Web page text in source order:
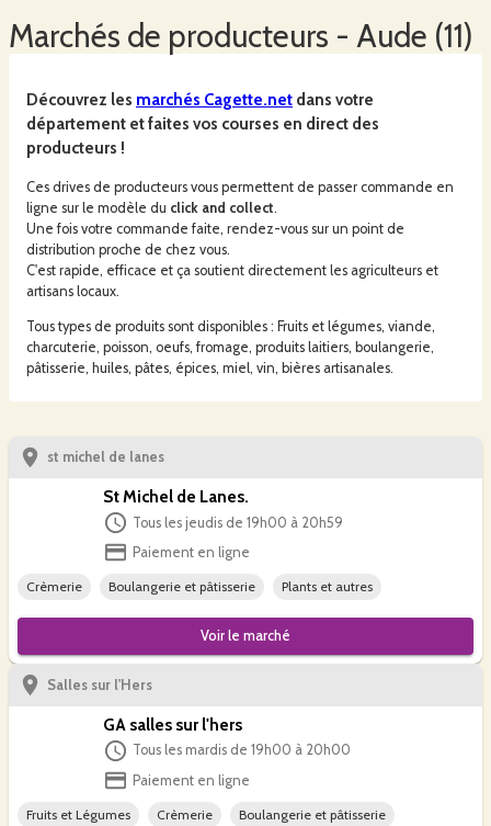
Marchés de producteurs - Aude (11)
Découvrez les marchés Cagette.net dans votre
département et faites vos courses en direct des
producteurs !
Ces drives de producteurs vous permettent de passer commande en
ligne sur le modèle du click and collect.
Une fois votre commande faite, rendez-vous sur un point de
distribution proche de chez vous.
C'est rapide, efficace et ça soutient directement les agriculteurs et
artisans locaux.
Tous types de produits sont disponibles : Fruits et légumes, viande,
charcuterie, poisson, oeufs, fromage, produits laitiers, boulangerie,
pâtisserie, huiles, pâtes, épices, miel, vin, bières artisanales.
st michel de lanes
St Michel de Lanes.
Tous les jeudis de 19h00 à 20h59
Paiement en ligne
Crèmerie Boulangerie et pâtisserie Plants et autres
Voir le marché
Salles sur l'Hers
GA salles sur l'hers
Tous les mardis de 19h00 à 20h00
Paiement en ligne
Fruits et Légumes Crèmerie Boulangerie et pâtisserie